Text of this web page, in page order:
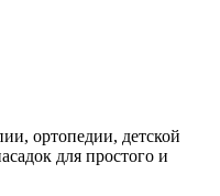
ортопедии, детской
для простого и